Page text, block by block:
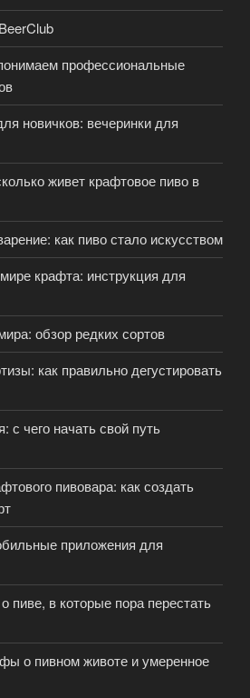
профессиональные
новичков: вечеринки для
живет крафтовое пиво в
как пиво стало искусством
крафта: инструкция для
обзор редких сортов
как правильно дегустировать
с чего начать свой путь
пивовара: как создать
приложения для
пиве, в которые пора перестать
о пивном животе и умеренное